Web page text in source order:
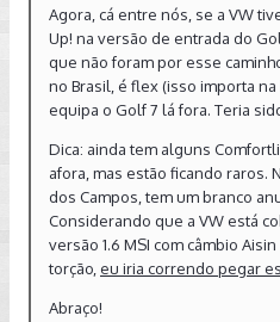
Agora, cá entre nós, se a VW
Up! na versão de entrada do
que não foram por esse
no Brasil, é flex (isso importa
equipa o Golf 7 lá fora. Teria
Dica: ainda tem alguns
afora, mas estão ficando raros.
dos Campos, tem um branco
Considerando que a VW está
versão 1.6 MSI com câmbio
torção, eu iria correndo pegar
Abraço!